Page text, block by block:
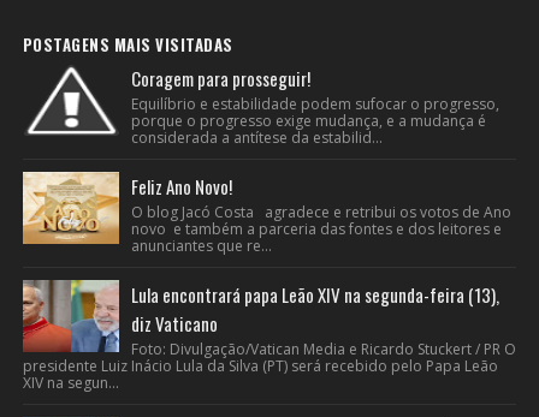
POSTAGENS MAIS VISITADAS
Coragem para prosseguir!
Equilíbrio e estabilidade podem sufocar o progresso,
porque o progresso exige mudança, e a mudança é
considerada a antítese da estabilid...
Feliz Ano Novo!
O blog Jacó Costa agradece e retribui os votos de Ano
novo e também a parceria das fontes e dos leitores e
anunciantes que re...
Lula encontrará papa Leão XIV na segunda-feira (13),
diz Vaticano
Foto: Divulgação/Vatican Media e Ricardo Stuckert / PR O
presidente Luiz Inácio Lula da Silva (PT) será recebido pelo Papa Leão
XIV na segun...